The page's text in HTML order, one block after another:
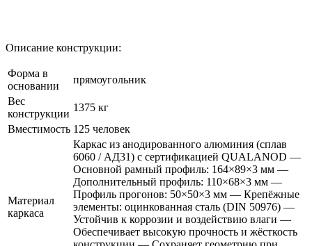
Описание конструкции:
Форма в
основании
прямоугольник
Вес
конструкции
1375 кг
Вместимость 125 человек
Материал
каркаса
Каркас из анодированного алюминия (сплав
6060 / АД31) с сертификацией QUALANOD —
Основной рамный профиль: 164×89×3 мм —
Дополнительный профиль: 110×68×3 мм —
Профиль прогонов: 50×50×3 мм — Крепёжные
элементы: оцинкованная сталь (DIN 50976) —
Устойчив к коррозии и воздействию влаги —
Обеспечивает высокую прочность и жёсткость